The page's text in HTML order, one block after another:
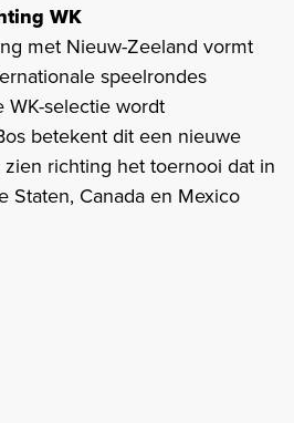
WK
met Nieuw-Zeeland vormt
speelrondes
selectie wordt
betekent dit een nieuwe
richting het toernooi dat in
Canada en Mexico